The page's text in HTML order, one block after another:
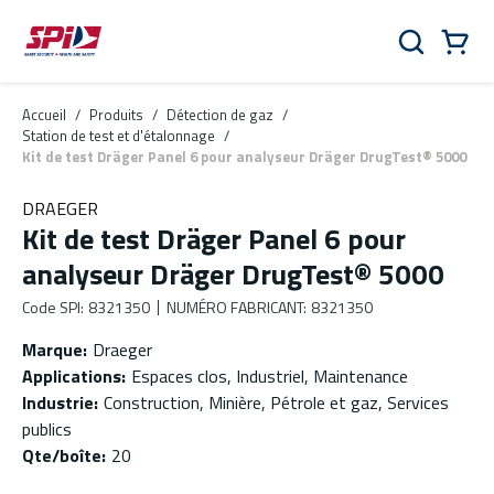
Aller au contenu principal
Skip to menu
Skip to footer
Rechercher
Accueil / Produits / Détection de gaz /
Station de test et d'étalonnage /
Kit de test Dräger Panel 6 pour analyseur Dräger DrugTest® 5000
DRAEGER
Kit de test Dräger Panel 6 pour
analyseur Dräger DrugTest® 5000
Code SPI: 8321350 NUMÉRO FABRICANT: 8321350
Marque: Draeger
Applications: Espaces clos, Industriel, Maintenance
Industrie: Construction, Minière, Pétrole et gaz, Services
publics
Qte/boîte: 20